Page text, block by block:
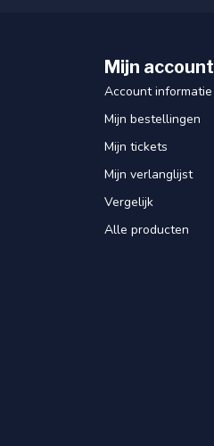
Mijn account
Account informatie
Mijn bestellingen
Mijn tickets
Mijn verlanglijst
Vergelijk
Alle producten